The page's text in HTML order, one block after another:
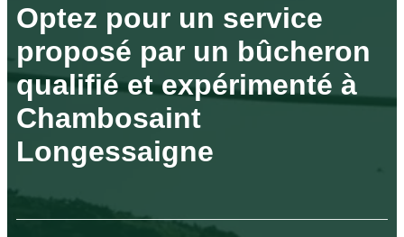
Optez pour un service
proposé par un bûcheron
qualifié et expérimenté à
Chambosaint
Longessaigne